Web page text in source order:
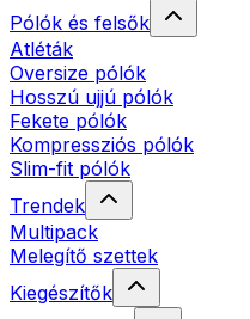
Pólók és felsők
Atléták
Oversize pólók
Hosszú ujjú pólók
Fekete pólók
Kompressziós pólók
Slim-fit pólók
Trendek
Multipack
Melegítő szettek
Kiegészítők